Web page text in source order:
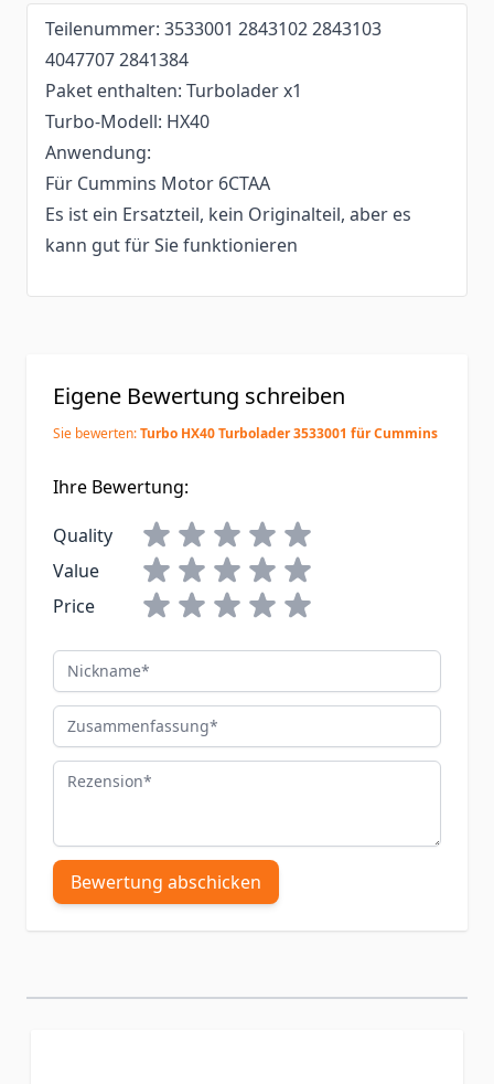
Teilenummer: 3533001 2843102 2843103
4047707 2841384
Paket enthalten: Turbolader x1
Turbo-Modell: HX40
Anwendung:
Für Cummins Motor 6CTAA
Es ist ein Ersatzteil, kein Originalteil, aber es
kann gut für Sie funktionieren
Eigene Bewertung schreiben
Sie bewerten:Turbo HX40 Turbolader 3533001 für Cummins
Ihre Bewertung:
Quality
Value
Price
Nickname
Zusammenfassung
Rezension
Bewertung abschicken